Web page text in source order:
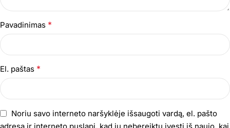
Pavadinimas *
El. paštas *
Noriu savo interneto naršyklėje išsaugoti vardą, el. pašto